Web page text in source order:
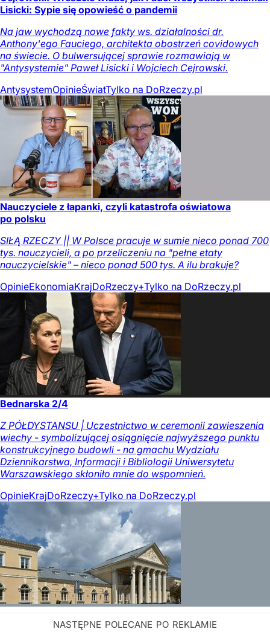
Lisicki: Sypie się opowieść o pandemii
Na jaw wychodzą nowe fakty ws. działalności dr.
Anthony'ego Fauciego, architekta obostrzeń covidowych
na świecie. O bulwersującej sprawie rozmawiają w
"Antysystemie" Paweł Lisicki i Wojciech Cejrowski.
AntysystemOpinieŚwiatTylko na DoRzeczy.pl
Nauczyciele z łapanki, czyli katastrofa oświatowa
po polsku
SIŁĄ RZECZY || W Polsce pracuje w sumie nieco ponad 700
tys. nauczycieli, a po przeliczeniu na "pełne etaty
nauczycielskie" – nieco ponad 500 tys. A ilu brakuje?
OpinieEkonomiaKrajDoRzeczy+Tylko na DoRzeczy.pl
Bednarska 2/4
Z PÓŁDYSTANSU | Uczestnictwo w ceremonii zawieszenia
wiechy - symbolizującej osiągnięcie najwyższego punktu
konstrukcyjnego budowli - na gmachu Wydziału
Dziennikarstwa, Informacji i Bibliologii Uniwersytetu
Warszawskiego skłoniło mnie do wspomnień.
OpinieKrajDoRzeczy+Tylko na DoRzeczy.pl